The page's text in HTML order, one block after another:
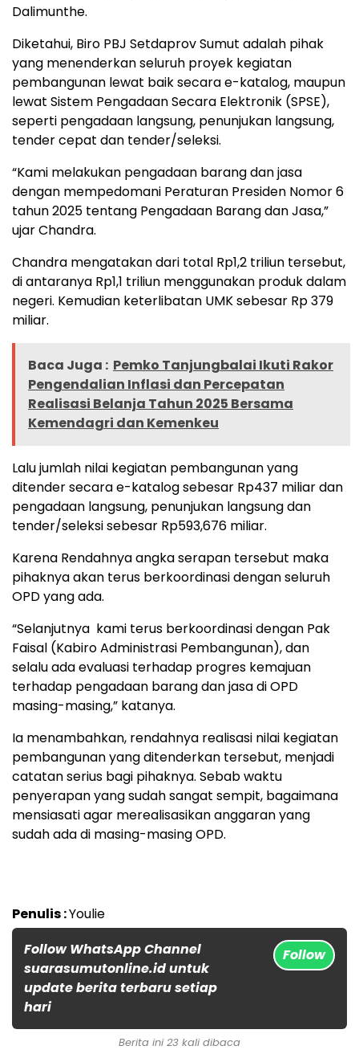
Dalimunthe.
Diketahui, Biro PBJ Setdaprov Sumut adalah pihak
yang menenderkan seluruh proyek kegiatan
pembangunan lewat baik secara e-katalog, maupun
lewat Sistem Pengadaan Secara Elektronik (SPSE),
seperti pengadaan langsung, penunjukan langsung,
tender cepat dan tender/seleksi.
“Kami melakukan pengadaan barang dan jasa
dengan mempedomani Peraturan Presiden Nomor 6
tahun 2025 tentang Pengadaan Barang dan Jasa,”
ujar Chandra.
Chandra mengatakan dari total Rp1,2 triliun tersebut,
di antaranya Rp1,1 triliun menggunakan produk dalam
negeri. Kemudian keterlibatan UMK sebesar Rp 379
miliar.
Baca Juga : Pemko Tanjungbalai Ikuti Rakor
Pengendalian Inflasi dan Percepatan
Realisasi Belanja Tahun 2025 Bersama
Kemendagri dan Kemenkeu
Lalu jumlah nilai kegiatan pembangunan yang
ditender secara e-katalog sebesar Rp437 miliar dan
pengadaan langsung, penunjukan langsung dan
tender/seleksi sebesar Rp593,676 miliar.
Karena Rendahnya angka serapan tersebut maka
pihaknya akan terus berkoordinasi dengan seluruh
OPD yang ada.
“Selanjutnya kami terus berkoordinasi dengan Pak
Faisal (Kabiro Administrasi Pembangunan), dan
selalu ada evaluasi terhadap progres kemajuan
terhadap pengadaan barang dan jasa di OPD
masing-masing,” katanya.
Ia menambahkan, rendahnya realisasi nilai kegiatan
pembangunan yang ditenderkan tersebut, menjadi
catatan serius bagi pihaknya. Sebab waktu
penyerapan yang sudah sangat sempit, bagaimana
mensiasati agar merealisasikan anggaran yang
sudah ada di masing-masing OPD.
Penulis :Youlie
Follow WhatsApp Channel
suarasumutonline.id untuk
update berita terbaru setiap
hari
Follow
Berita ini 23 kali dibaca